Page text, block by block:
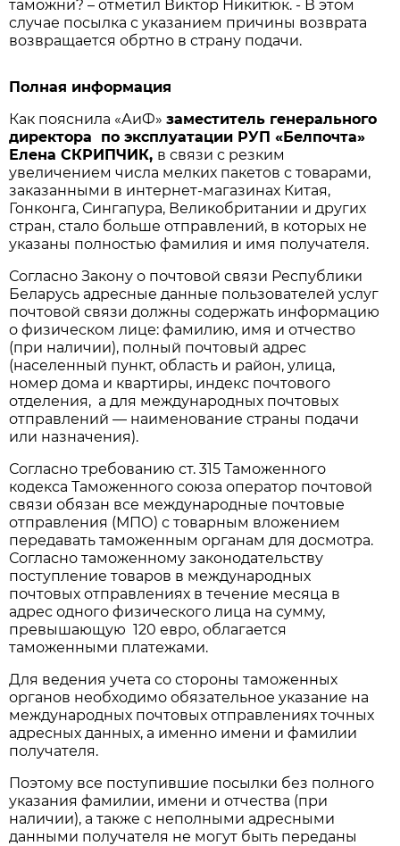
таможни? – отметил Виктор Никитюк. - В этом
случае посылка с указанием причины возврата
возвращается обртно в страну подачи.
Полная информация
Как пояснила «АиФ»заместитель генерального
директора по эксплуатации РУП «Белпочта»
Елена СКРИПЧИК, в связи с резким
увеличением числа мелких пакетов с товарами,
заказанными в интернет-магазинах Китая,
Гонконга, Сингапура, Великобритании и других
стран, стало больше отправлений, в которых не
указаны полностью фамилия и имя получателя.
Согласно Закону о почтовой связи Республики
Беларусь адресные данные пользователей услуг
почтовой связи должны содержать информацию
о физическом лице: фамилию, имя и отчество
(при наличии), полный почтовый адрес
(населенный пункт, область и район, улица,
номер дома и квартиры, индекс почтового
отделения, а для международных почтовых
отправлений — наименование страны подачи
или назначения).
Согласно требованию ст. 315 Таможенного
кодекса Таможенного союза оператор почтовой
связи обязан все международные почтовые
отправления (МПО) с товарным вложением
передавать таможенным органам для досмотра.
Согласно таможенному законодательству
поступление товаров в международных
почтовых отправлениях в течение месяца в
адрес одного физического лица на сумму,
превышающую 120 евро, облагается
таможенными платежами.
Для ведения учета со стороны таможенных
органов необходимо обязательное указание на
международных почтовых отправлениях точных
адресных данных, а именно имени и фамилии
получателя.
Поэтому все поступившие посылки без полного
указания фамилии, имени и отчества (при
наличии), а также с неполными адресными
данными получателя не могут быть переданы